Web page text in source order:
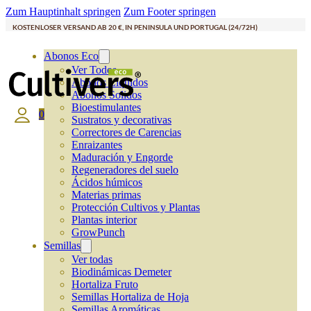
Zum Hauptinhalt springen Zum Footer springen
KOSTENLOSER VERSAND AB 20 €, IN PENINSULA UND PORTUGAL (24/72H)
Abonos Eco
Ver Todos
Abonos Líquidos
Abonos Solidos
Bioestimulantes
Sustratos y decorativas
Correctores de Carencias
Enraizantes
Maduración y Engorde
Regeneradores del suelo
Ácidos húmicos
Materias primas
Protección Cultivos y Plantas
Plantas interior
GrowPunch
Semillas
Ver todas
Biodinámicas Demeter
Hortaliza Fruto
Semillas Hortaliza de Hoja
0